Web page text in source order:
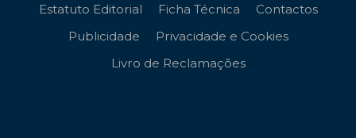
Estatuto Editorial Ficha Técnica
Contactos
Publicidade
Privacidade e Cookies
Livro de Reclamações